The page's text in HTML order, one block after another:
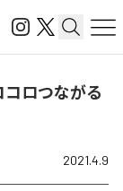
コロつながる
2021.4.9